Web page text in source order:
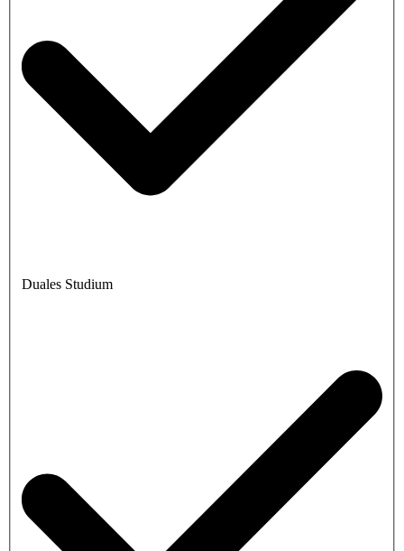
Duales Studium